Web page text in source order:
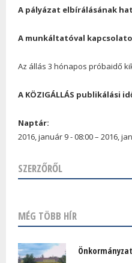
A pályázat elbírálásának
A munkáltatóval
Az állás 3 hónapos próbaidő
A KÖZIGÁLLÁS publikálási
Naptár:
2016, január 9 - 08:00– 2016,
SZERZŐRŐL
MÉG TÖBB HÍR